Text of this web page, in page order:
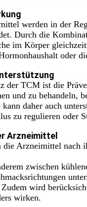
werden in der
Durch die
im Körper
oder
der TCM ist die
und zu behandeln,
daher auch
zu regulieren oder
Arzneimittel
Arzneimittel nach
zwischen
wird
wirken.